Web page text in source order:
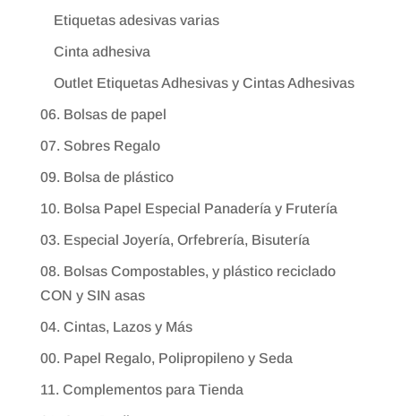
Etiquetas adesivas varias
Cinta adhesiva
Outlet Etiquetas Adhesivas y Cintas Adhesivas
06. Bolsas de papel
07. Sobres Regalo
09. Bolsa de plástico
10. Bolsa Papel Especial Panadería y Frutería
03. Especial Joyería, Orfebrería, Bisutería
08. Bolsas Compostables, y plástico reciclado
CON y SIN asas
04. Cintas, Lazos y Más
00. Papel Regalo, Polipropileno y Seda
11. Complementos para Tienda